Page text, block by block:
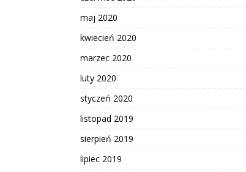
maj 2020
kwiecień 2020
marzec 2020
luty 2020
styczeń 2020
listopad 2019
sierpień 2019
lipiec 2019